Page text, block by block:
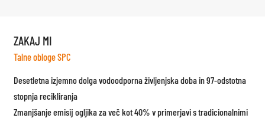
ZAKAJ MI
Talne obloge SPC
Desetletna izjemno dolga vodoodporna življenjska doba in 97-odstotna
stopnja recikliranja
Zmanjšanje emisij ogljika za več kot 40% v primerjavi s tradicionalnimi